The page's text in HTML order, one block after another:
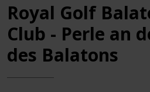
Royal Golf
Club - Perle an
des Balatons